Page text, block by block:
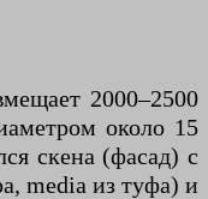
2000–2500
около 15
скена (фасад) с
media из туфа) и